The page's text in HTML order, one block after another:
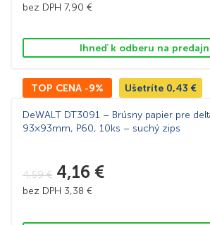
bez DPH 7,90 €
Ihneď k odberu na
TOP CENA -9% Ušetríte 0,43 €
DeWALT DT3091 – Brúsny papier pre
93×93mm, P60, 10ks – suchý zips
4,59€ 4,16 €
bez DPH 3,38 €